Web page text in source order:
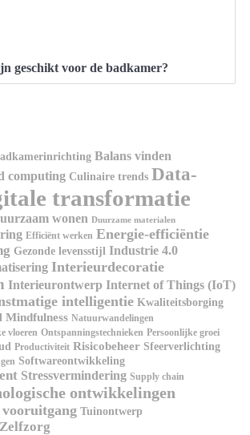
geschikt voor de badkamer?
Balans vinden
computing Culinaire trends Data-
transformatie
wonen Duurzame materialen
Efficiënt werken Energie-efficiëntie
Gezonde levensstijl Industrie 4.0
Interieurdecoratie
Interieurontwerp Internet of Things (IoT)
intelligentie Kwaliteitsborging
Mindfulness Natuurwandelingen
vloeren Ontspanningstechnieken Persoonlijke groei
Productiviteit Risicobeheer Sfeerverlichting
Softwareontwikkeling
Stressvermindering Supply chain
ontwikkelingen
vooruitgang Tuinontwerp
Zelfzorg